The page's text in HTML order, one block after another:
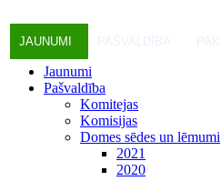
JAUNUMI
Jaunumi
Pašvaldība
Komitejas
Komisijas
Domes sēdes un lēmumi
2021
2020